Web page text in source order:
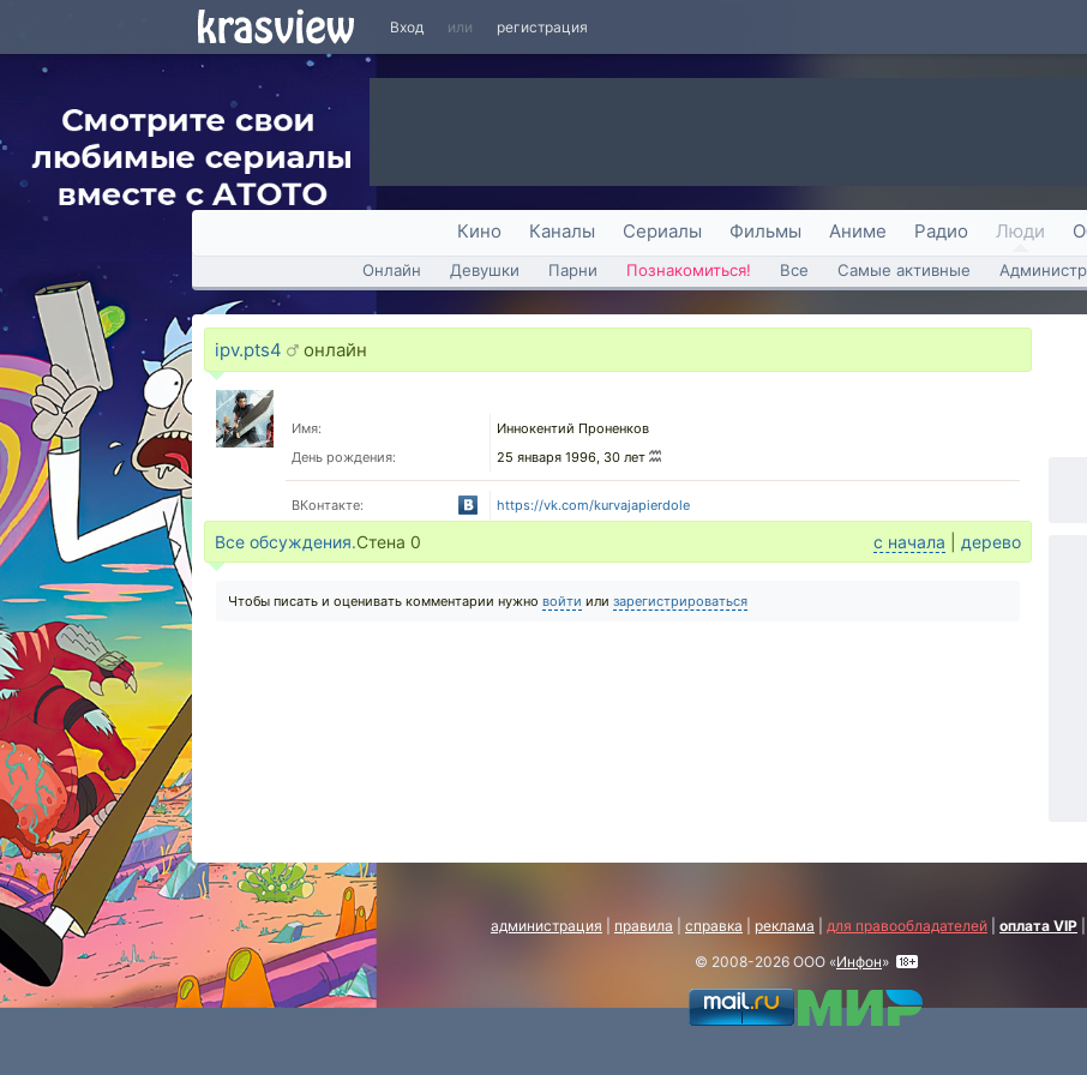
Вход или регистрация
Кино Каналы Сериалы Фильмы Аниме Радио Люди
Онлайн Девушки Парни Познакомиться! Все Самые активные
ipv.pts4 онлайн
Имя:
Иннокентий Проненков
День рождения:
25 января 1996, 30 лет
ВКонтакте: https://vk.com/kurvajapierdole
Все обсуждения.Стена 0 с начала дерево
Чтобы писать и оценивать комментарии нужно войти или зарегистрироваться
администрация правила справка реклама для правообладателей оплата VIP
© 2008-2026 ООО «Инфон»